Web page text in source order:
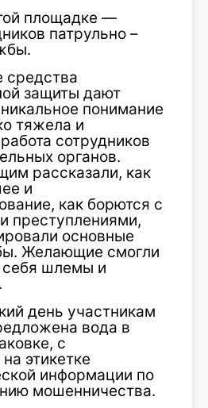
площадке —
патрульно –
средства
защиты дают
понимание
тяжела и
сотрудников
органов.
рассказали, как
и
как борются с
преступлениями,
основные
Желающие смогли
себя шлемы и
день участникам
вода в
с
этикетке
информации по
мошенничества.